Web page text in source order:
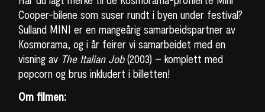
Cooper-bilene som suser rundt i byen under festival?
Sulland MINI er en mangeårig samarbeidspartner av
Kosmorama, og i år feirer vi samarbeidet med en
visning av The Italian Job(2003) – komplett med
popcorn og brus inkludert i billetten!
Om filmen: